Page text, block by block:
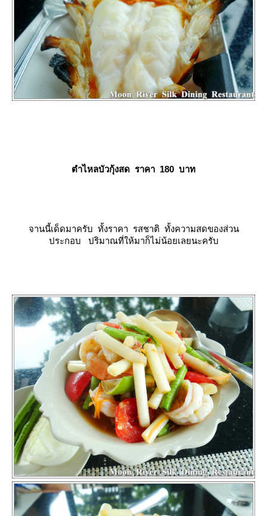
ตำไหลบัวกุ้งสด ราคา 180 บาท
จานนี้เด็ดมาครับ ทั้งราคา รสชาติ ทั้งความสดของส่วน
ประกอบ ปริมาณที่ให้มาก็ไม่น้อยเลยนะครับ